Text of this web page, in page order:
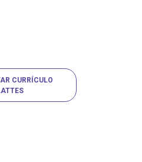
CURRÍCULO